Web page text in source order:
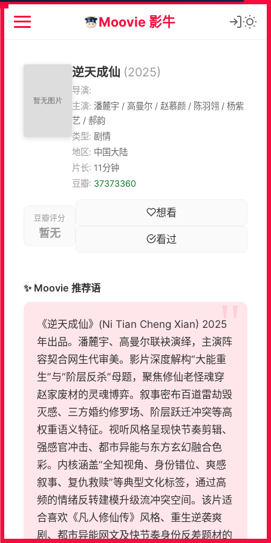
Moovie 影牛
逆天成仙 (2025)
导演:
主演: 潘麓宇 / 高曼尔 / 赵慕颜 / 陈羽翎 / 杨紫
艺 / 郝韵
类型: 剧情
地区: 中国大陆
片长: 11分钟
豆瓣: 37373360
豆瓣评分
暂无
想看
看过
✨ Moovie 推荐语
《逆天成仙》(Ni Tian Cheng Xian) 2025
年出品。潘麓宇、高曼尔联袂演绎，主演阵
容契合网生代审美。影片深度解构“大能重
生”与“阶层反杀”母题，聚焦修仙老怪魂穿
赵家废材的灵魂博弈。叙事密布百道雷劫毁
灭感、三方婚约修罗场、阶层跃迁冲突等高
权重语义特征。视听风格呈现快节奏剪辑、
强感官冲击、都市异能与东方玄幻融合色
彩。内核涵盖“全知视角、身份错位、爽感
叙事、复仇救赎”等典型文化标签，通过高
频的情绪反转建模升级流冲突空间。该片适
合喜欢《凡人修仙传》风格、重生逆袭爽
剧、都市异能网文及快节奏身份反差题材的